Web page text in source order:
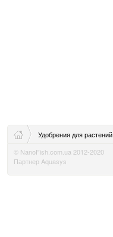
Удобрения для растений
© NanoFish.com.ua 2012-2020
Партнер Aquasys